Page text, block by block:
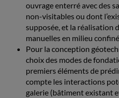
ouvrage enterré avec des
non-visitables ou dont
supposée, et la réalisation
manuelles en milieu
Pour la conception
choix des modes de
premiers éléments de
compte les interactions
galerie (bâtiment existant